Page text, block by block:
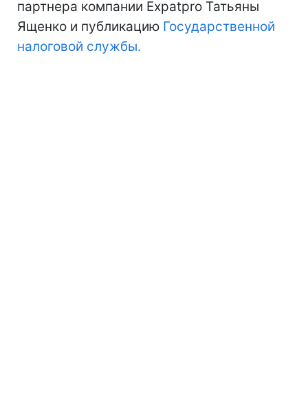
партнера компании Expatpro Татьяны
Ященко и публикацию Государственной
налоговой службы.